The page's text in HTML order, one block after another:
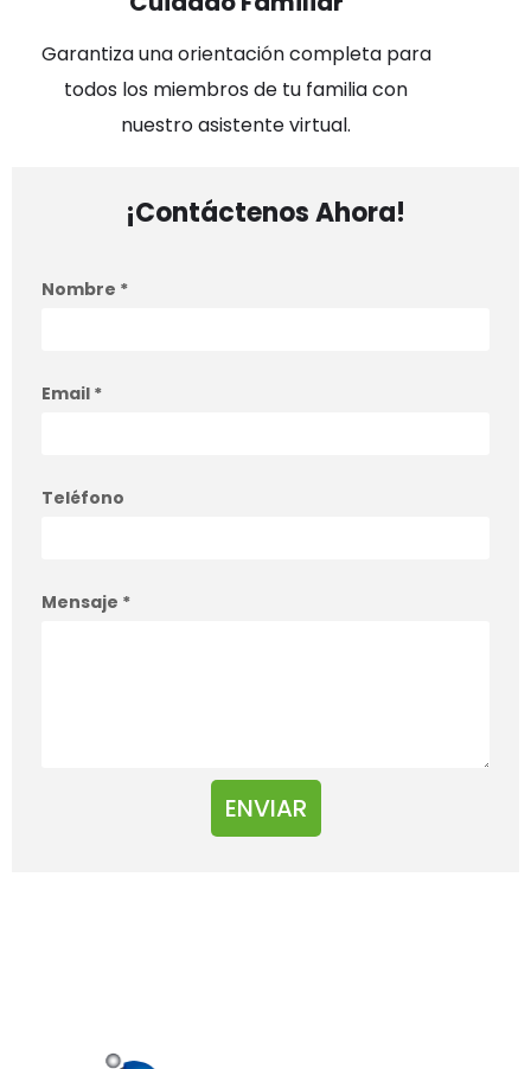
Garantiza una orientación completa para
todos los miembros de tu familia con
nuestro asistente virtual.
¡Contáctenos Ahora!
Nombre *
Email *
Teléfono
Mensaje *
ENVIAR